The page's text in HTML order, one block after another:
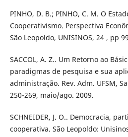
PINHO, D. B.; PINHO, C. M. O
Cooperativismo. Perspectiva
São Leopoldo, UNISINOS, 24 , pp
SACCOL, A. Z.. Um Retorno ao
paradigmas de pesquisa e sua
administração. Rev. Adm. UFSM,
250-269, maio/ago. 2009.
SCHNEIDER, J. O.. Democracia,
cooperativa. São Leopoldo: